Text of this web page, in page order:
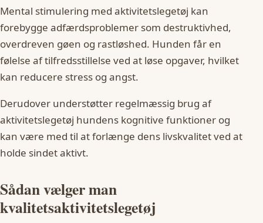
Mental stimulering med aktivitetslegetøj kan
forebygge adfærdsproblemer som destruktivhed,
overdreven gøen og rastløshed. Hunden får en
følelse af tilfredsstillelse ved at løse opgaver, hvilket
kan reducere stress og angst.
Derudover understøtter regelmæssig brug af
aktivitetslegetøj hundens kognitive funktioner og
kan være med til at forlænge dens livskvalitet ved at
holde sindet aktivt.
Sådan vælger man
kvalitetsaktivitetslegetøj